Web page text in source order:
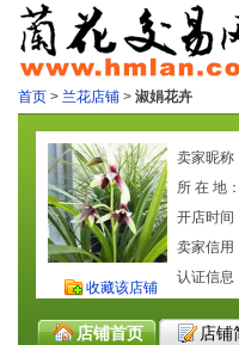
首页 > 兰花店铺 > 淑娟花卉
收藏该店铺
卖家昵称
所 在 地
开店时间
卖家信用
认证信息
店铺首页 店铺